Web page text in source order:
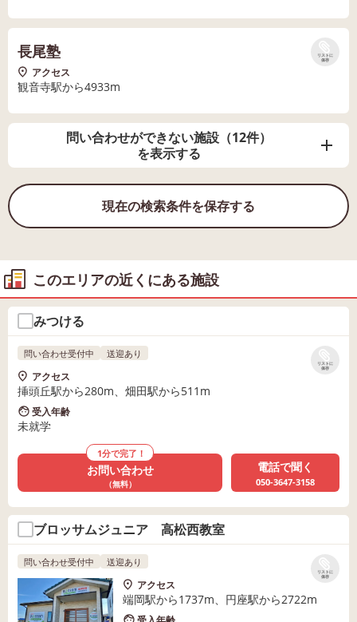
リストに
保存
長尾塾
アクセス
観音寺駅から4933m
問い合わせができない施設（12件）
を表示する
現在の検索条件を保存する
このエリアの近くにある施設
みつける
リストに
保存
問い合わせ受付中 送迎あり
アクセス
挿頭丘駅から280m、畑田駅から511m
受入年齢
未就学
1分で完了！
お問い合わせ
（無料）
電話で聞く
050-3647-3158
ブロッサムジュニア 高松西教室
リストに
保存
問い合わせ受付中 送迎あり
アクセス
端岡駅から1737m、円座駅から2722m